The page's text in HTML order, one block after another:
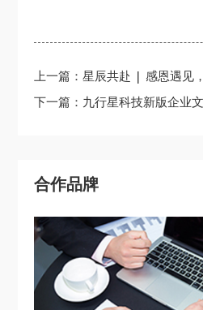
上一篇：星辰共赴 | 感恩遇见
下一篇：九行星科技新版企业
合作品牌